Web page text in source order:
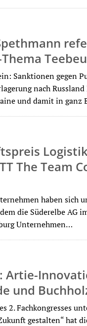
Sanktionen gegen
nach
und damit in ganz
The Team
haben sich
die Süderelbe AG
Unternehmen…
Artie-
und
2. Fachkongresses
gestalten“ hat